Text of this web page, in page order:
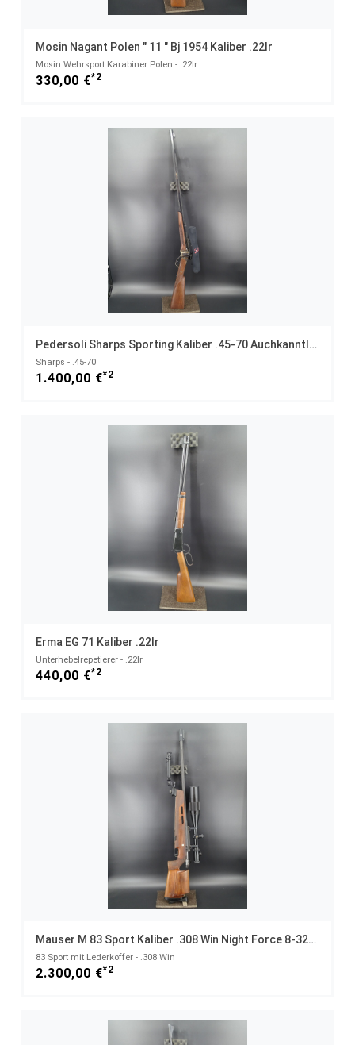
Mosin Nagant Polen " 11 " Bj 1954 Kaliber .22lr
Mosin Wehrsport Karabiner Polen - .22lr
330,00 €*2
Pedersoli Sharps Sporting Kaliber .45-70 Auchkanntlauf ZF
Sharps - .45-70
1.400,00 €*2
Erma EG 71 Kaliber .22lr
Unterhebelrepetierer - .22lr
440,00 €*2
Mauser M 83 Sport Kaliber .308 Win Night Force 8-32x56 Versa Pod
83 Sport mit Lederkoffer - .308 Win
2.300,00 €*2